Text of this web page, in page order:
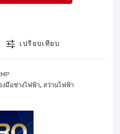
เปรียบเทียบ
งมือช่างไฟฟ้า, สว่านไฟฟ้า